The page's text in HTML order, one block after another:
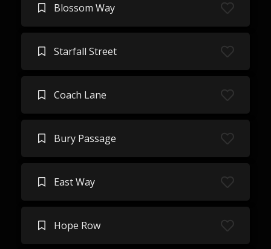
Blossom Way
Starfall Street
Coach Lane
Bury Passage
East Way
Hope Row